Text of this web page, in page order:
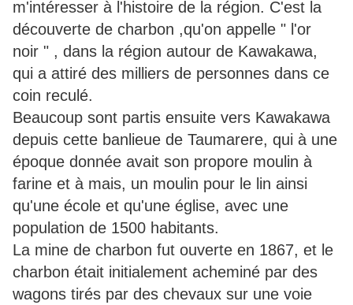
m'intéresser à l'histoire de la région. C'est la
découverte de charbon ,qu'on appelle " l'or
noir " , dans la région autour de Kawakawa,
qui a attiré des milliers de personnes dans ce
coin reculé.
Beaucoup sont partis ensuite vers Kawakawa
depuis cette banlieue de Taumarere, qui à une
époque donnée avait son propore moulin à
farine et à mais, un moulin pour le lin ainsi
qu'une école et qu'une église, avec une
population de 1500 habitants.
La mine de charbon fut ouverte en 1867, et le
charbon était initialement acheminé par des
wagons tirés par des chevaux sur une voie